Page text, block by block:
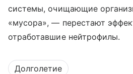
системы, очищающие
«мусора», — перестают
отработавшие нейтрофилы.
Долголетие